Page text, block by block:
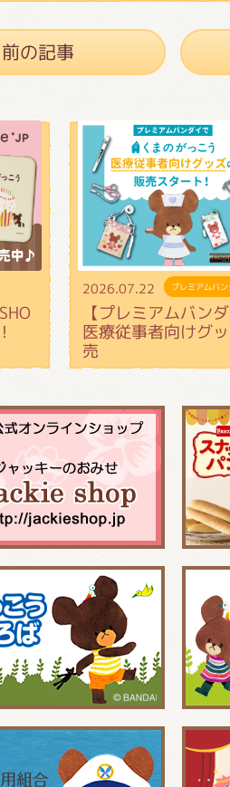
前の記事
2026.07.22 プレミアムバ
【プレミアムバン
医療従事者向けグ
売